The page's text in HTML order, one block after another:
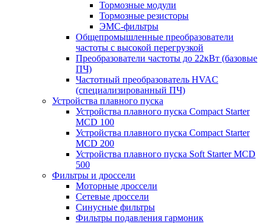
Тормозные модули
Тормозные резисторы
ЭМС-фильтры
Общепромышленные преобразователи
частоты с высокой перегрузкой
Преобразователи частоты до 22кВт (базовые
ПЧ)
Частотный преобразователь HVAC
(специализированный ПЧ)
Устройства плавного пуска
Устройства плавного пуска Compact Starter
MCD 100
Устройства плавного пуска Compact Starter
MCD 200
Устройства плавного пуска Soft Starter MCD
500
Фильтры и дроссели
Моторные дроссели
Сетевые дроссели
Синусные фильтры
Фильтры подавления гармоник